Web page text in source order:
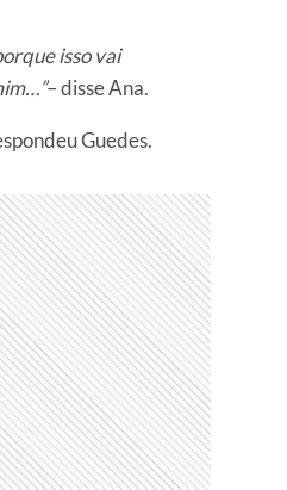
isso vai
– disse Ana.
Guedes.